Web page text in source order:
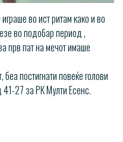
во ист ритам како и во
во подобар период ,
прв пат на мечот имаше
постигнати повеќе голови
27 за РК Мулти Есенс.